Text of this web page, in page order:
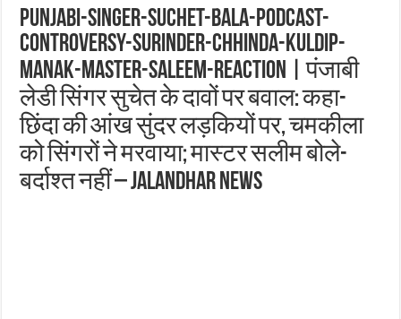
India Test Squad Update vs Sri Lanka
सर्जरी के दौरान सोनू निगम ने गाना गाया:हॉस्पिटल बेड से शेयर किया वीडियो, श्रेया घोषाल ने की
Punjabi-singer-suchet-bala-podcast-
controversy-surinder-chhinda-kuldip-
manak-master-saleem-reaction | पंजाबी
लेडी सिंगर सुचेत के दावों पर बवाल: कहा-
छिंदा की आंख सुंदर लड़कियों पर, चमकीला
को सिंगरों ने मरवाया; मास्टर सलीम बोले-
बर्दाश्त नहीं – Jalandhar News